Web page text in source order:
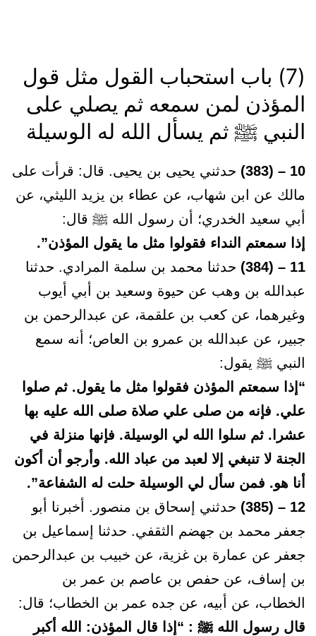
(7) باب استحباب القول مثل قول
المؤذن لمن سمعه ثم يصلي على
النبي ﷺ ثم يسأل الله له الوسيلة
10 – (383)
حدثني يحيى بن يحيى. قال: قرأت على
مالك عن ابن شهاب، عن عطاء بن يزيد الليثي، عن
أبي سعيد الخدري؛ أن رسول الله ﷺ قال:
إذا سمعتم النداء فقولوا مثل ما يقول المؤذن”.
11 – (384)
حدثنا محمد بن سلمة المرادي. حدثنا
عبدالله بن وهب عن حيوة وسعيد بن أبي أيوب
وغيرهما، عن كعب بن علقمة، عن عبدالرحمن بن
جبير، عن عبدالله بن عمرو بن العاص؛ أنه سمع
النبي ﷺ يقول:
“إذا سمعتم المؤذن فقولوا مثل ما يقول. ثم صلوا
علي. فإنه من صلى علي صلاة صلى الله عليه بها
عشرا. ثم سلوا الله لي الوسيلة. فإنها منزلة في
الجنة لا تنبغي إلا لعبد من عباد الله. وأرجو أن أكون
أنا هو. فمن سأل لي الوسيلة حلت له الشفاعة”.
12 – (385)
حدثني إسحاق بن منصور. أخبرنا أبو
جعفر محمد بن جهضم الثقفي. حدثنا إسماعيل بن
جعفر عن عمارة بن غزية، عن خبيب بن عبدالرحمن
بن إساف، عن حفص بن عاصم بن عمر بن
الخطاب، عن أبيه، عن جده عمر بن الخطاب؛ قال:
قال رسول الله ﷺ : “إذا قال المؤذن: الله أكبر